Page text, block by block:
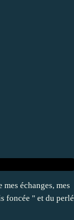
échanges, mes
foncée " et du perlé